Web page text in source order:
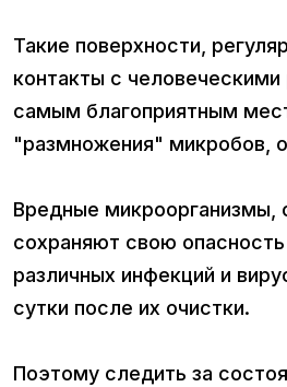
Такие поверхности,
контакты с
самым благоприятным
"размножения" микробов,
Вредные микроорганизмы,
сохраняют свою
различных инфекций и
сутки после их очистки.
Поэтому следить за